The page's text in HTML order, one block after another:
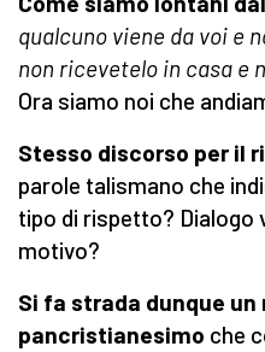
qualcuno viene da voi e
non ricevetelo in casa e
Ora siamo noi che
Stesso discorso per il
parole talismano che
tipo di rispetto? Dialogo
motivo?
Si fa strada dunque un
pancristianesimo che